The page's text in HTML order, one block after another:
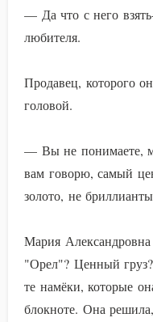
— Да что с него
любителя.
Продавец, которого
головой.
— Вы не понимаете,
вам говорю, самый
золото, не
Мария Александровна
"Орел"? Ценный
те намёки, которые
блокноте. Она